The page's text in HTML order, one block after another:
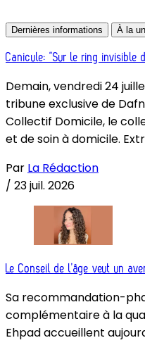
Dernières informations À la
Canicule: “Sur le ring invisible
Demain, vendredi 24
tribune exclusive de
Collectif Domicile, le
et de soin à domicile.
Par La Rédaction
/ 23 juil. 2026
Le Conseil de l’âge veut un
Sa recommandation-
complémentaire à la
Ehpad accueillent